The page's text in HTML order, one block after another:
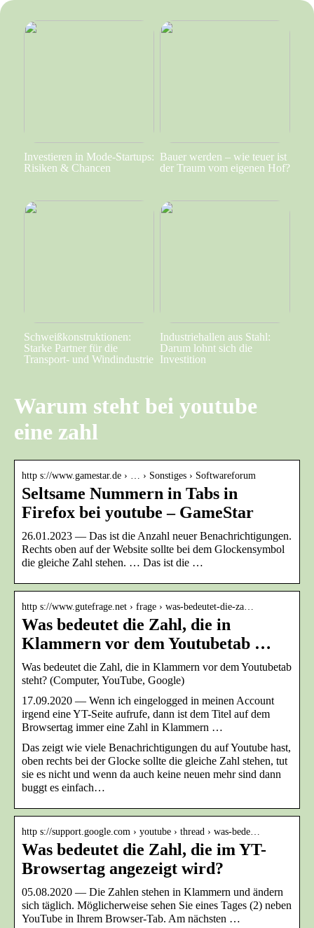
Investieren in Mode-Startups:
Risiken & Chancen
Bauer werden – wie teuer ist
der Traum vom eigenen Hof?
Schweißkonstruktionen:
Starke Partner für die
Transport- und Windindustrie
Industriehallen aus Stahl:
Darum lohnt sich die
Investition
Warum steht bei youtube
eine zahl
http s://www.gamestar.de › … › Sonstiges › Softwareforum
Seltsame Nummern in Tabs in
Firefox bei youtube – GameStar
26.01.2023 — Das ist die Anzahl neuer Benachrichtigungen.
Rechts oben auf der Website sollte bei dem Glockensymbol
die gleiche Zahl stehen. … Das ist die …
http s://www.gutefrage.net › frage › was-bedeutet-die-za…
Was bedeutet die Zahl, die in
Klammern vor dem Youtubetab …
Was bedeutet die Zahl, die in Klammern vor dem Youtubetab
steht? (Computer, YouTube, Google)
17.09.2020 — Wenn ich eingelogged in meinen Account
irgend eine YT-Seite aufrufe, dann ist dem Titel auf dem
Browsertag immer eine Zahl in Klammern …
Das zeigt wie viele Benachrichtigungen du auf Youtube hast,
oben rechts bei der Glocke sollte die gleiche Zahl stehen, tut
sie es nicht und wenn da auch keine neuen mehr sind dann
buggt es einfach…
http s://support.google.com › youtube › thread › was-bede…
Was bedeutet die Zahl, die im YT-
Browsertag angezeigt wird?
05.08.2020 — Die Zahlen stehen in Klammern und ändern
sich täglich. Möglicherweise sehen Sie eines Tages (2) neben
YouTube in Ihrem Browser-Tab. Am nächsten …